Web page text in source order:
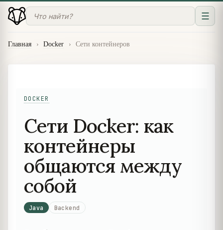
☰
Главная › Docker › Сети контейнеров
DOCKER
Сети Docker: как
контейнеры
общаются между
собой
Java Backend